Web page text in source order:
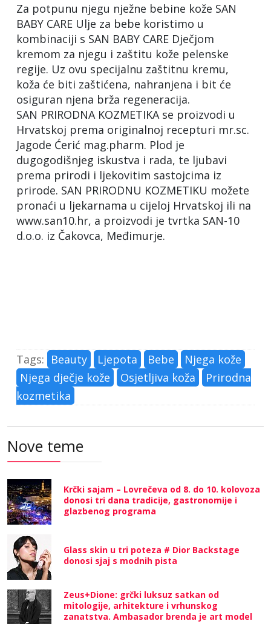
Za potpunu njegu nježne bebine kože SAN
BABY CARE Ulje za bebe koristimo u
kombinaciji s SAN BABY CARE Dječjom
kremom za njegu i zaštitu kože pelenske
regije. Uz ovu specijalnu zaštitnu kremu,
koža će biti zaštićena, nahranjena i bit će
osiguran njena brža regeneracija.
SAN PRIRODNA KOZMETIKA se proizvodi u
Hrvatskoj prema originalnoj recepturi mr.sc.
Jagode Ćerić mag.pharm. Plod je
dugogodišnjeg iskustva i rada, te ljubavi
prema prirodi i ljekovitim sastojcima iz
prirode. SAN PRIRODNU KOZMETIKU možete
pronaći u ljekarnama u cijeloj Hrvatskoj ili na
www.san10.hr, a proizvodi je tvrtka SAN-10
d.o.o. iz Čakovca, Međimurje.
Tags: Beauty Ljepota Bebe
Njega kože
Njega dječje kože
Osjetljiva koža
Prirodna
kozmetika
Nove teme
Krčki sajam – Lovrečeva od 8. do 10. kolovoza
donosi tri dana tradicije, gastronomije i
glazbenog programa
Glass skin u tri poteza # Dior Backstage
donosi sjaj s modnih pista
Zeus+Dione: grčki luksuz satkan od
mitologije, arhitekture i vrhunskog
zanatstva. Ambasador brenda je art model